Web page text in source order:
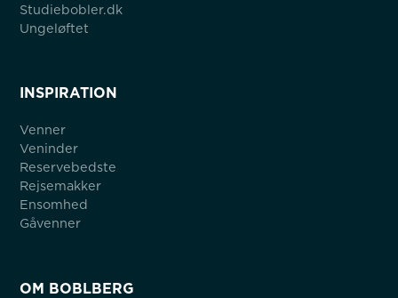
Studiebobler.dk
Ungeløftet
INSPIRATION
Venner
Veninder
Reservebedste
Rejsemakker
Ensomhed
Gåvenner
OM BOBLBERG